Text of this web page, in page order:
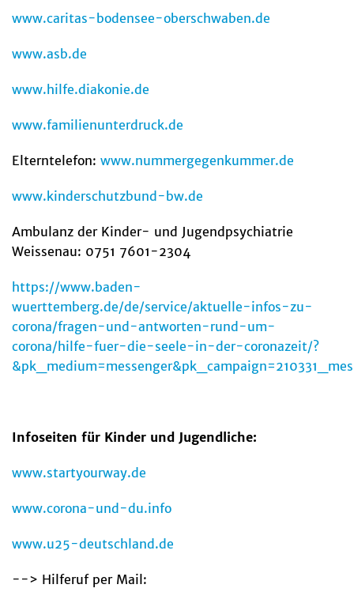
www.caritas-bodensee-oberschwaben.de
www.asb.de
www.hilfe.diakonie.de
www.familienunterdruck.de
Elterntelefon: www.nummergegenkummer.de
www.kinderschutzbund-bw.de
Ambulanz der Kinder- und Jugendpsychiatrie
Weissenau: 0751 7601-2304
https://www.baden-
wuerttemberg.de/de/service/aktuelle-infos-zu-
corona/fragen-und-antworten-rund-um-
corona/hilfe-fuer-die-seele-in-der-coronazeit/?
Infoseiten für Kinder und Jugendliche:
www.startyourway.de
www.corona-und-du.info
www.u25-deutschland.de
--> Hilferuf per Mail: